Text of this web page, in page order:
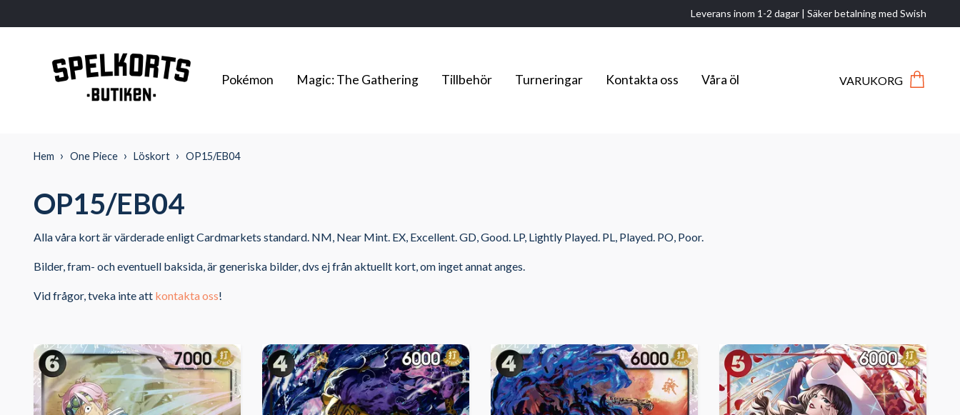
Leverans inom 1-2 dagar | Säker betalning med Swish
Pokémon Magic: The Gathering Tillbehör Turneringar Kontakta oss Våra öl VARUKORG
Hem One Piece Löskort OP15/EB04
OP15/EB04
Alla våra kort är värderade enligt Cardmarkets standard. NM, Near Mint. EX, Excellent. GD, Good. LP, Lightly Played. PL, Played. PO, Poor.
Bilder, fram- och eventuell baksida, är generiska bilder, dvs ej från aktuellt kort, om inget annat anges.
Vid frågor, tveka inte att kontakta oss!